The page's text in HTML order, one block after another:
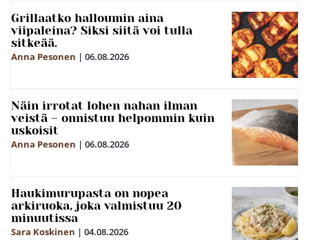
Grillaatko halloumin aina
viipaleina? Siksi siitä voi tulla
sitkeää.
Anna Pesonen | 06.08.2026
Näin irrotat lohen nahan ilman
veistä – onnistuu helpommin kuin
uskoisit
Anna Pesonen | 06.08.2026
Haukimurupasta on nopea
arkiruoka, joka valmistuu 20
minuutissa
Sara Koskinen | 04.08.2026